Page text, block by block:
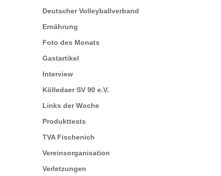
Deutscher Volleyballverband
Ernährung
Foto des Monats
Gastartikel
Interview
Kölledaer SV 90 e.V.
Links der Woche
Produkttests
TVA Fischenich
Vereinsorganisation
Verletzungen